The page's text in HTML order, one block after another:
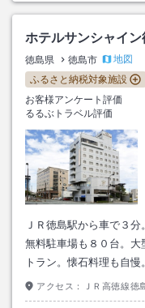
ホテルサンシャイン
徳島県 徳島市
地図
ふるさと納税対象施設
お客様アンケート評価
るるぶトラベル評価
ＪＲ徳島駅から車で３
無料駐車場も８０台。大
トラン。懐石料理も自慢。
アクセス： ＪＲ高徳線